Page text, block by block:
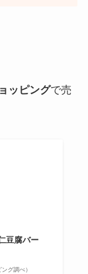
ッピングで売
豆腐バー
グ調べ）